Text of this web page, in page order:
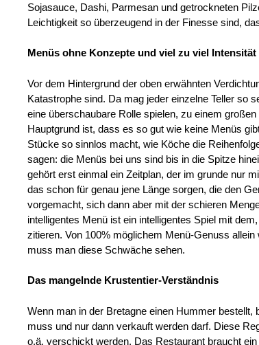
Sojasauce, Dashi, Parmesan und getrockneten
Leichtigkeit so überzeugend in der Finesse sind,
Menüs ohne Konzepte und viel zu viel
Vor dem Hintergrund der oben erwähnten
Katastrophe sind. Da mag jeder einzelne Teller so
eine überschaubare Rolle spielen, zu einem
Hauptgrund ist, dass es so gut wie keine Menüs
Stücke so sinnlos macht, wie Köche die
sagen: die Menüs bei uns sind bis in die Spitze
gehört erst einmal ein Zeitplan, der im grunde nur
das schon für genau jene Länge sorgen, die den
vorgemacht, sich dann aber mit der schieren
intelligentes Menü ist ein intelligentes Spiel mit
zitieren. Von 100% möglichem Menü-Genuss
muss man diese Schwäche sehen.
Das mangelnde Krustentier-Verständnis
Wenn man in der Bretagne einen Hummer
muss und nur dann verkauft werden darf. Diese
o.ä. verschickt werden. Das Restaurant braucht